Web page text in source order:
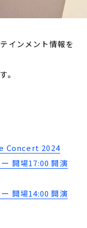
インメント情報を
。
Concert 2024
開場17:00 開演
開場14:00 開演